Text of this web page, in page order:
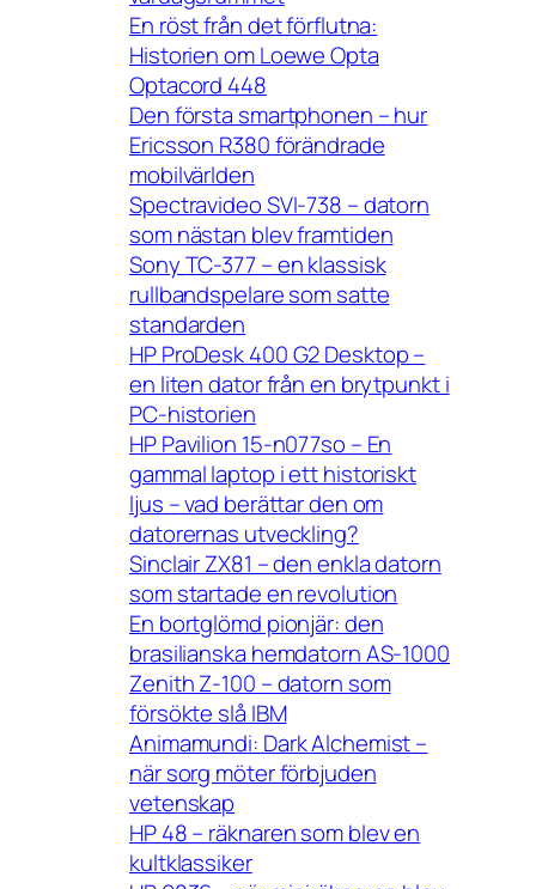
En röst från det förflutna:
Historien om Loewe Opta
Optacord 448
Den första smartphonen – hur
Ericsson R380 förändrade
mobilvärlden
Spectravideo SVI-738 – datorn
som nästan blev framtiden
Sony TC-377 – en klassisk
rullbandspelare som satte
standarden
HP ProDesk 400 G2 Desktop –
en liten dator från en brytpunkt i
PC-historien
HP Pavilion 15-n077so – En
gammal laptop i ett historiskt
ljus – vad berättar den om
datorernas utveckling?
Sinclair ZX81 – den enkla datorn
som startade en revolution
En bortglömd pionjär: den
brasilianska hemdatorn AS-1000
Zenith Z-100 – datorn som
försökte slå IBM
Animamundi: Dark Alchemist –
när sorg möter förbjuden
vetenskap
HP 48 – räknaren som blev en
kultklassiker